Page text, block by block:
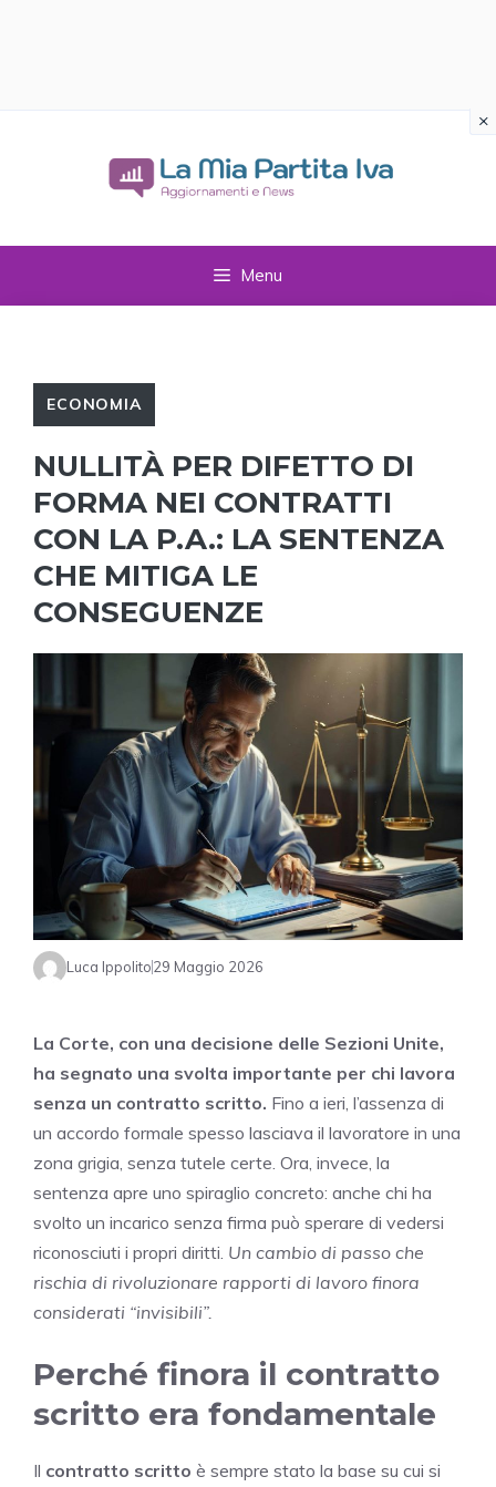
Menu
ECONOMIA
NULLITÀ PER DIFETTO DI
FORMA NEI CONTRATTI
CON LA P.A.: LA SENTENZA
CHE MITIGA LE
CONSEGUENZE
Luca Ippolito29 Maggio 2026
La Corte, con una decisione delle Sezioni Unite,
ha segnato una svolta importante per chi lavora
senza un contratto scritto. Fino a ieri, l’assenza di
un accordo formale spesso lasciava il lavoratore in una
zona grigia, senza tutele certe. Ora, invece, la
sentenza apre uno spiraglio concreto: anche chi ha
svolto un incarico senza firma può sperare di vedersi
riconosciuti i propri diritti. Un cambio di passo che
rischia di rivoluzionare rapporti di lavoro finora
considerati “invisibili”.
Perché finora il contratto
scritto era fondamentale
Il contratto scritto è sempre stato la base su cui si
×